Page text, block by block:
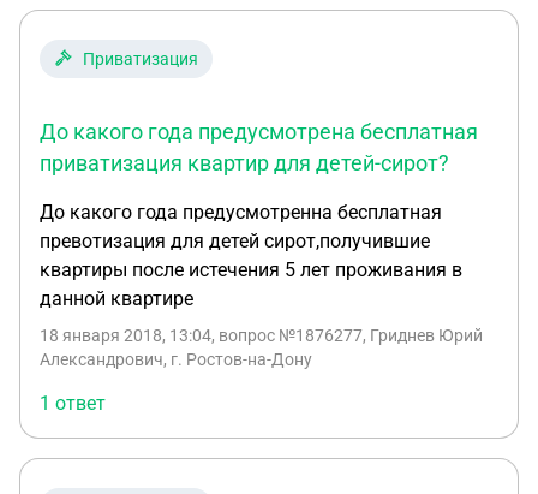
Смогу я воспользоваться правом бесплатной
срочно до 1 марта заключать этот договор?
Приватизация
До какого года предусмотрена бесплатная
приватизация квартир для детей-сирот?
До какого года предусмотренна бесплатная
превотизация для детей сирот,получившие
квартиры после истечения 5 лет проживания в
данной квартире
18 января 2018, 13:04, вопрос №1876277, Гриднев Юрий
Александрович, г. Ростов-на-Дону
1 ответ